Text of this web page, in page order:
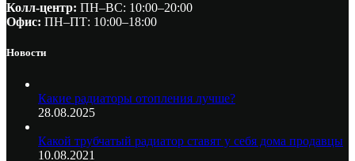
Колл-центр: ПН–ВС: 10:00–20:00​
Офис: ПН–ПТ: 10:00–18:00
Новости
Какие радиаторы отопления лучше?
28.08.2025
Какой трубчатый радиатор ставят у себя дома продавцы
10.08.2021